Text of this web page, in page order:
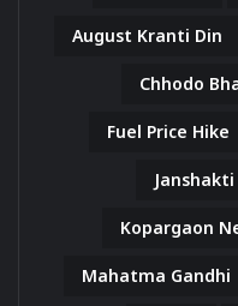
August Kranti Din
Chhodo
Fuel Price Hike
Kopargaon
Mahatma Gandhi